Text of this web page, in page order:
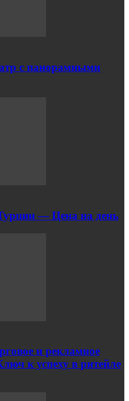
с панорамными
— Цена на день
и рекламное
к успеху в ритейле